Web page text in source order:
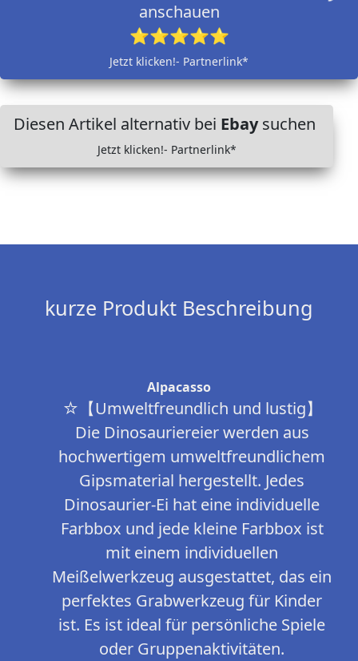
anschauen
⭐⭐⭐⭐⭐
Jetzt klicken!- Partnerlink*
Diesen Artikel alternativ bei Ebaysuchen
Jetzt klicken!- Partnerlink*
kurze Produkt Beschreibung
Alpacasso
☆【Umweltfreundlich und lustig】
Die Dinosauriereier werden aus
hochwertigem umweltfreundlichem
Gipsmaterial hergestellt. Jedes
Dinosaurier-Ei hat eine individuelle
Farbbox und jede kleine Farbbox ist
mit einem individuellen
Meißelwerkzeug ausgestattet, das ein
perfektes Grabwerkzeug für Kinder
ist. Es ist ideal für persönliche Spiele
oder Gruppenaktivitäten.